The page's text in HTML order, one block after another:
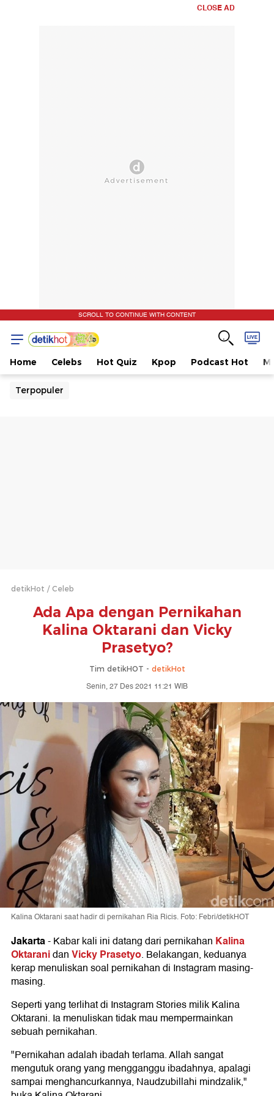
CLOSE AD
SCROLL TO CONTINUE WITH CONTENT
Home Celebs Hot Quiz Kpop Podcast Hot
Terpopuler
detikHot Celeb
Ada Apa dengan Pernikahan
Kalina Oktarani dan Vicky
Prasetyo?
Tim detikHOT - detikHot
Senin, 27 Des 2021 11:21 WIB
Kalina Oktarani saat hadir di pernikahan Ria Ricis. Foto: Febri/detikHOT
Jakarta-Kabar kali ini datang dari pernikahan Kalina
OktaranidanVicky Prasetyo. Belakangan, keduanya
kerap menuliskan soal pernikahan di Instagram masing-
masing.
Seperti yang terlihat di Instagram Stories milik Kalina
Oktarani. Ia menuliskan tidak mau mempermainkan
sebuah pernikahan.
"Pernikahan adalah ibadah terlama. Allah sangat
mengutuk orang yang mengganggu ibadahnya, apalagi
sampai menghancurkannya, Naudzubillahi mindzalik,"